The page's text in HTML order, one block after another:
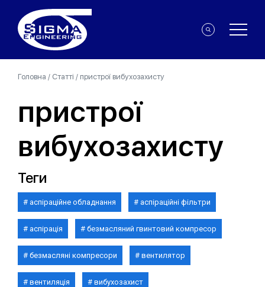
Головна / Статті / пристрої вибухозахисту
пристрої
вибухозахисту
Теги
аспіраційне обладнання аспіраційні фільтри
аспірація безмасляний гвинтовий компресор
безмасляні компресори вентилятор
вентиляція вибухозахист